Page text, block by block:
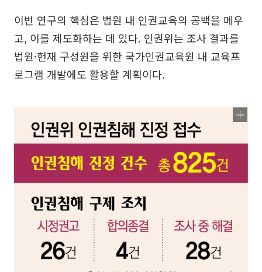
이번 연구의 핵심은 법원 내 인권교육의 공백을 메우
고, 이를 제도화하는 데 있다. 인권위는 조사 결과를
법원·헌재 구성원을 위한 국가인권교육원 내 교육프
로그램 개발에도 활용할 계획이다.